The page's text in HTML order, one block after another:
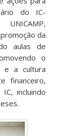
do IC-
da
aulas de
o
e a cultura
financeiro,
incluindo